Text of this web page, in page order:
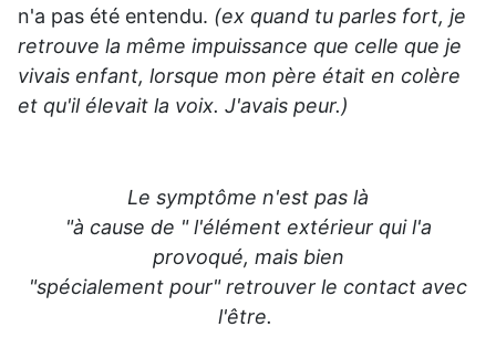
n'a pas été entendu. (ex quand tu parles fort, je
retrouve la même impuissance que celle que je
vivais enfant, lorsque mon père était en colère
et qu'il élevait la voix. J'avais peur.)
Le symptôme n'est pas là
"à cause de " l'élément extérieur qui l'a
provoqué, mais bien
"spécialement pour" retrouver le contact avec
l'être.